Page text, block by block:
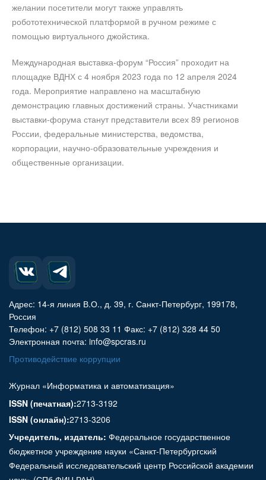
желании посетители могут также управлять
робототехнической платформой в ручном режиме с
помощью виртуального джойстика.
Международная выставка-форум “Россия” проходит на
площадке ВДНХ с 4 ноября 2023 года по 12 апреля 2024
года. Мероприятие направлено на масштабную
демонстрацию главных достижений страны. Участниками
выставки-форума станут представители всех 89 регионов
России, федеральные министерства, ведомства,
корпорации, научно-образовательные учреждения и
общественные организации.
Адрес: 14-я линия В.О., д. 39, г. Санкт-Петербург, 199178,
Россия
Телефон: +7 (812) 508 33 11 Факс: +7 (812) 328 44 50
Электронная почта: info@spcras.ru
Противодействие коррупции
Журнал «Информатика и автоматизация»
ISSN (печатная):2713-3192
ISSN (онлайн):2713-3206
Учредитель, издатель: Федеральное государственное
бюджетное учреждение науки «Санкт-Петербургский
Федеральный исследовательский центр Российской академии